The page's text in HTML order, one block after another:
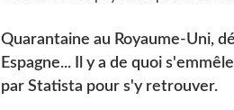
Quarantaine au Royaume-Uni,
Espagne... Il y a de quoi
par Statista pour s'y retrouver.